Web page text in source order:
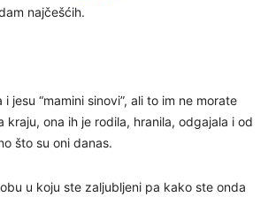
najčešćih.
jesu “mamini sinovi”, ali to im ne morate
kraju, ona ih je rodila, hranila, odgajala i od
što su oni danas.
u koju ste zaljubljeni pa kako ste onda